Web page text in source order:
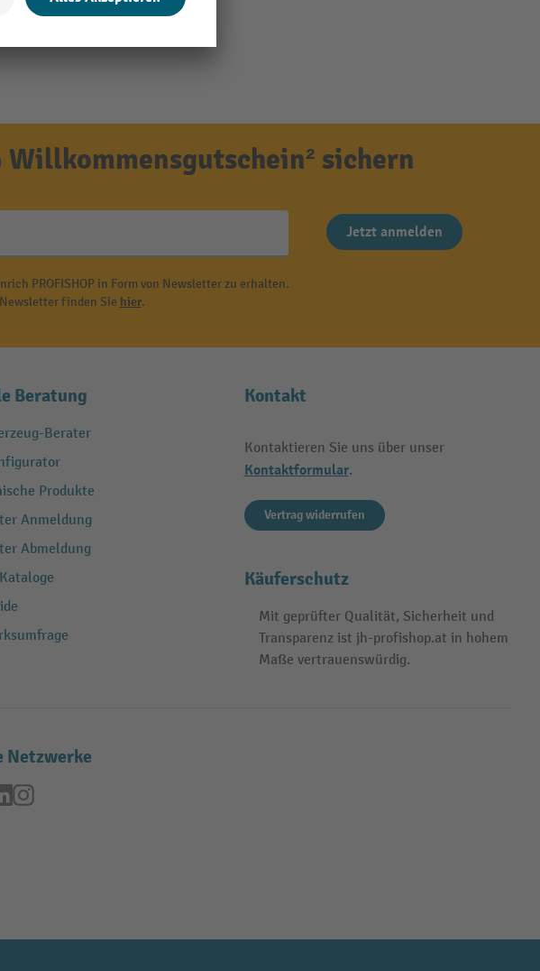
sichern
Jetzt anmelden
PROFISHOP in Form von Newsletter zu erhalten.
finden Sie hier.
Beratung
Berater
Produkte
Anmeldung
Abmeldung
Kontakt
Kontaktieren Sie uns über unser
Kontaktformular.
Vertrag widerrufen
Käuferschutz
Mit geprüfter Qualität, Sicherheit und
Transparenz ist jh-profishop.at in hohem
Maße vertrauenswürdig.
Netzwerke
LinkedInInstagram